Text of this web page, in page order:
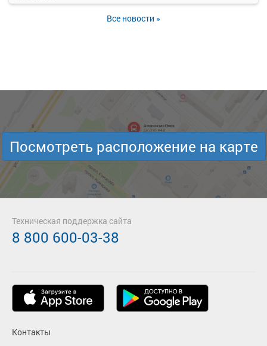
Все новости »
Посмотреть расположение на карте
Контакты
Техническая поддержка сайта
8 800 600-03-38